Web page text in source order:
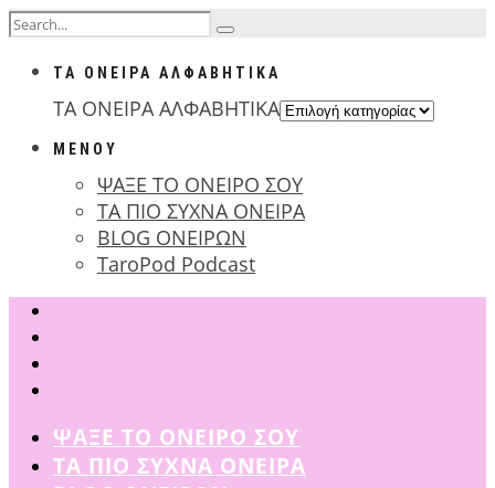
ΤΑ ΟΝΕΙΡΑ ΑΛΦΑΒΗΤΙΚΑ
ΤΑ ΟΝΕΙΡΑ ΑΛΦΑΒΗΤΙΚΑ
ΜΕΝΟΥ
ΨΑΞΕ ΤΟ ΟΝΕΙΡΟ ΣΟΥ
ΤΑ ΠΙΟ ΣΥΧΝΑ ΟΝΕΙΡΑ
BLOG ΟΝΕΙΡΩΝ
TaroPod Podcast
ΨΑΞΕ ΤΟ ΟΝΕΙΡΟ ΣΟΥ
ΤΑ ΠΙΟ ΣΥΧΝΑ ΟΝΕΙΡΑ